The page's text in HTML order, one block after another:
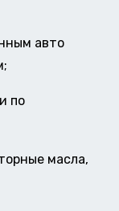
авто
по
масла,